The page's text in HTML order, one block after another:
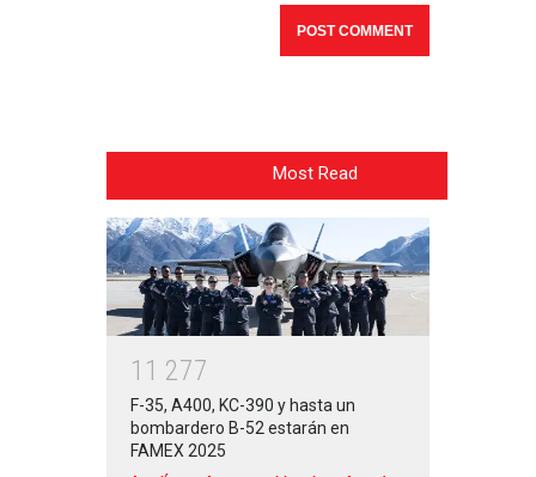
Most Read
1 1 277
F-35, A400, KC-390 y hasta un
bombardero B-52 estarán en
FAMEX 2025